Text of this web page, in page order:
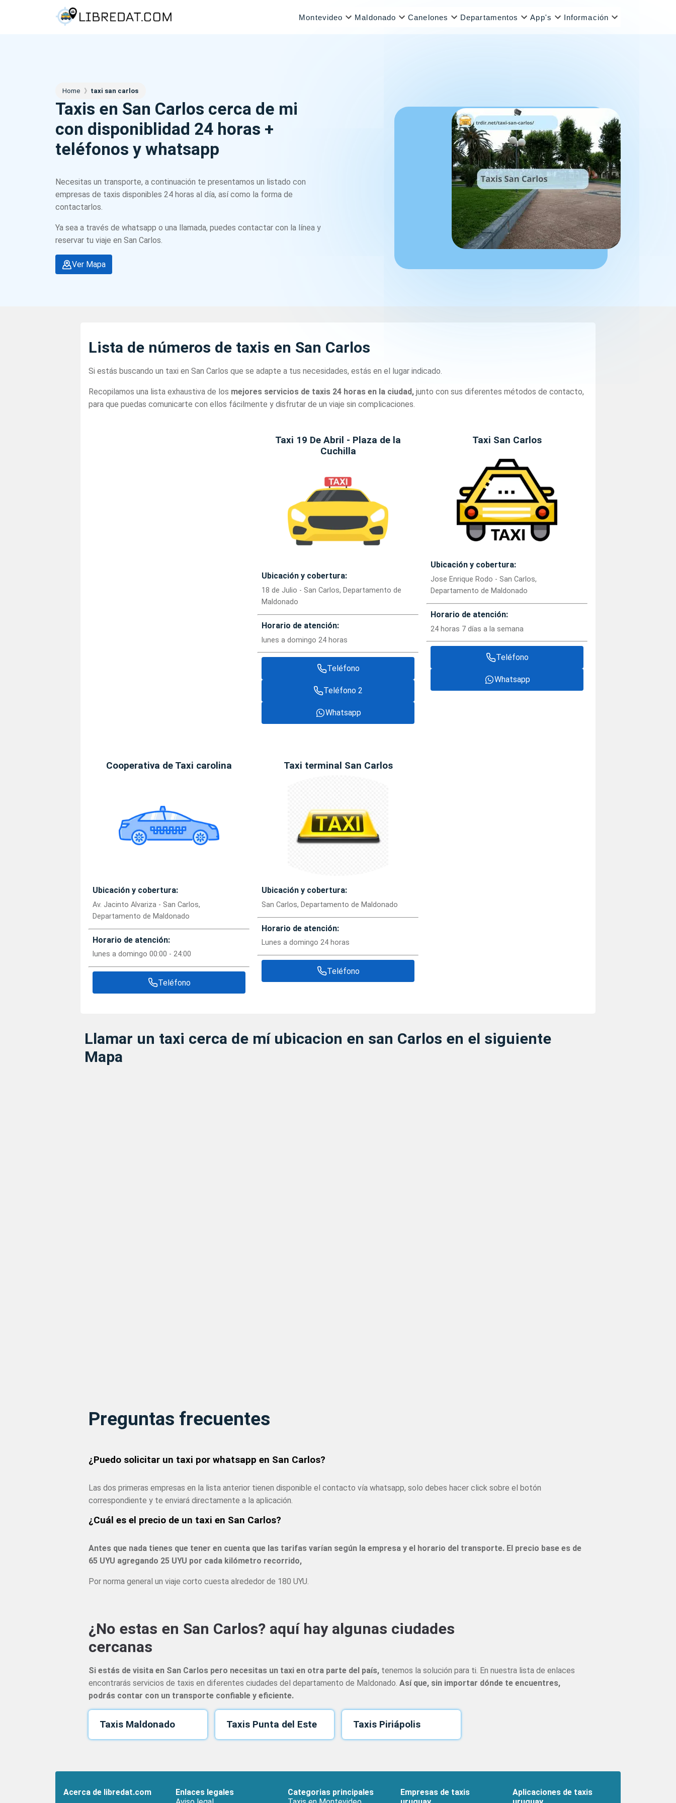
Montevideo Maldonado Canelones Departamentos App's Información
Home 》 taxi san carlos
Taxis en San Carlos cerca de mi
con disponiblidad 24 horas +
teléfonos y whatsapp
Necesitas un transporte, a continuación te presentamos un listado con
empresas de taxis disponibles 24 horas al día, así como la forma de
contactarlos.
Ya sea a través de whatsapp o una llamada, puedes contactar con la línea y
reservar tu viaje en San Carlos.
Ver Mapa
Lista de números de taxis en San Carlos
Si estás buscando un taxi en San Carlos que se adapte a tus necesidades, estás en el lugar indicado.
Recopilamos una lista exhaustiva de los mejores servicios de taxis 24 horas en la ciudad, junto con sus diferentes métodos de contacto,
para que puedas comunicarte con ellos fácilmente y disfrutar de un viaje sin complicaciones.
Taxi 19 De Abril - Plaza de la
Cuchilla
Ubicación y cobertura:
18 de Julio - San Carlos, Departamento de
Maldonado
Horario de atención:
lunes a domingo 24 horas
Teléfono
Teléfono 2
Whatsapp
Taxi San Carlos
Ubicación y cobertura:
Jose Enrique Rodo - San Carlos,
Departamento de Maldonado
Horario de atención:
24 horas 7 días a la semana
Teléfono
Whatsapp
Cooperativa de Taxi carolina
Ubicación y cobertura:
Av. Jacinto Alvariza - San Carlos,
Departamento de Maldonado
Horario de atención:
lunes a domingo 00:00 - 24:00
Teléfono
Taxi terminal San Carlos
Ubicación y cobertura:
San Carlos, Departamento de Maldonado
Horario de atención:
Lunes a domingo 24 horas
Teléfono
Llamar un taxi cerca de mí ubicacion en san Carlos en el siguiente
Mapa
Preguntas frecuentes
¿Puedo solicitar un taxi por whatsapp en San Carlos?
Las dos primeras empresas en la lista anterior tienen disponible el contacto vía whatsapp, solo debes hacer click sobre el botón
correspondiente y te enviará directamente a la aplicación.
¿Cuál es el precio de un taxi en San Carlos?
Antes que nada tienes que tener en cuenta que las tarifas varían según la empresa y el horario del transporte. El precio base es de
65 UYU agregando 25 UYU por cada kilómetro recorrido,
Por norma general un viaje corto cuesta alrededor de 180 UYU.
¿No estas en San Carlos? aquí hay algunas ciudades
cercanas
Si estás de visita en San Carlos pero necesitas un taxi en otra parte del país, tenemos la solución para ti. En nuestra lista de enlaces
encontrarás servicios de taxis en diferentes ciudades del departamento de Maldonado. Así que, sin importar dónde te encuentres,
podrás contar con un transporte confiable y eficiente.
Taxis Maldonado Taxis Punta del Este Taxis Piriápolis
Acerca de libredat.com
Enlaces legales
Categorias principales
Empresas de taxis
Aplicaciones de taxis